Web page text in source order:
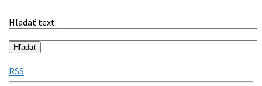
Hľadať text:
RSS